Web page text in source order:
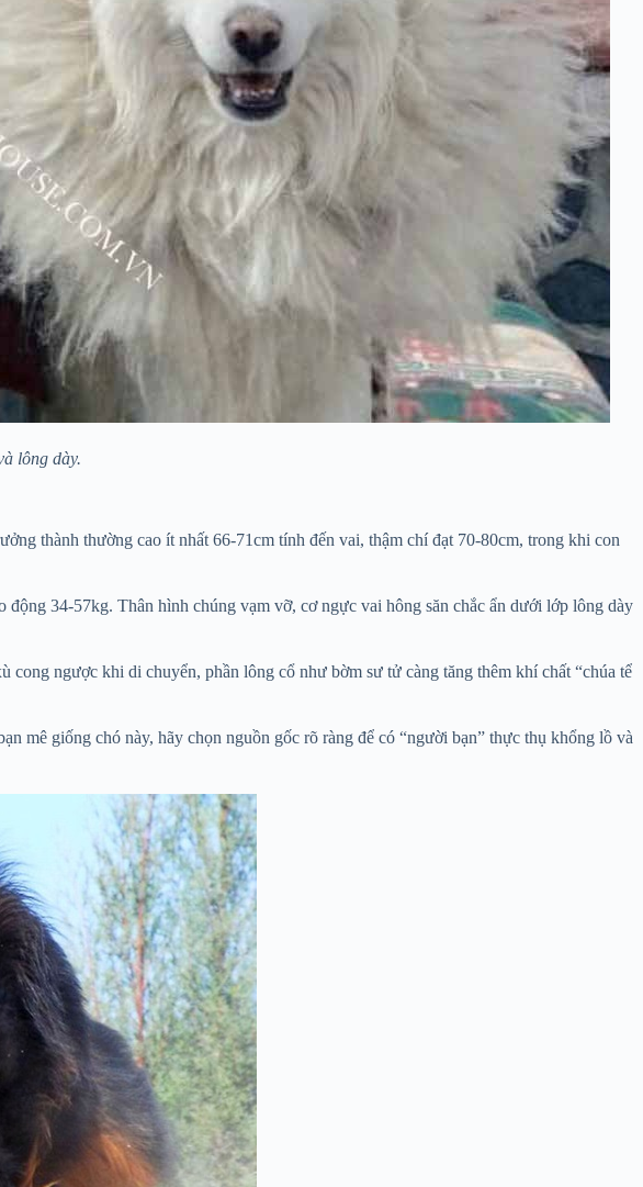
lông dày.
thành thường cao ít nhất 66-71cm tính đến vai, thậm chí đạt 70-80cm, trong khi con
34-57kg. Thân hình chúng vạm vỡ, cơ ngực vai hông săn chắc ẩn dưới lớp lông dày
ngược khi di chuyển, phần lông cổ như bờm sư tử càng tăng thêm khí chất “chúa tể
mê giống chó này, hãy chọn nguồn gốc rõ ràng để có “người bạn” thực thụ khổng lồ và